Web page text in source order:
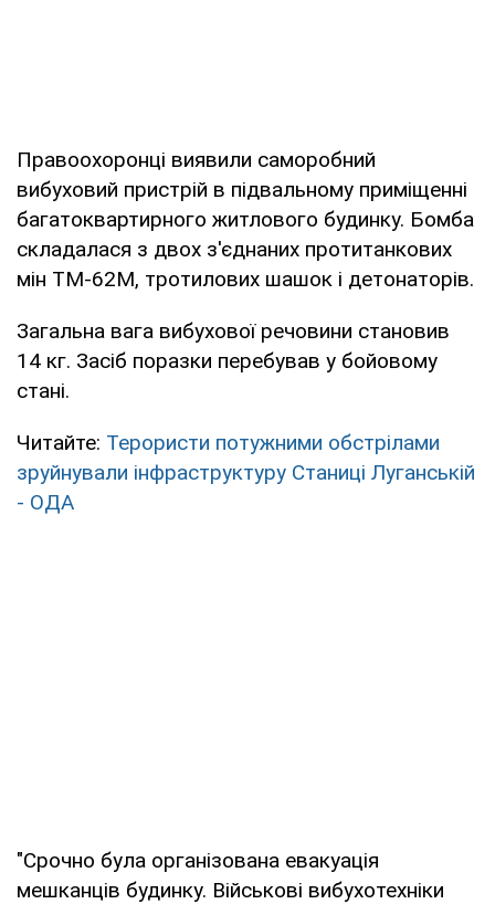
Правоохоронці виявили саморобний
вибуховий пристрій в підвальному приміщенні
багатоквартирного житлового будинку. Бомба
складалася з двох з'єднаних протитанкових
мін ТМ-62М, тротилових шашок і детонаторів.
Загальна вага вибухової речовини становив
14 кг. Засіб поразки перебував у бойовому
стані.
Читайте: Терористи потужними обстрілами
зруйнували інфраструктуру Станиці Луганській
- ОДА
"Срочно була організована евакуація
мешканців будинку. Військові вибухотехніки